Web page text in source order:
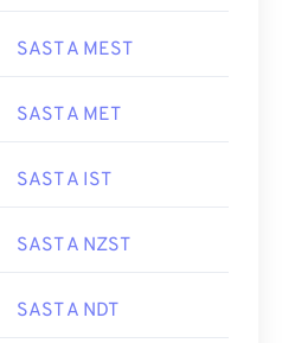
SAST A MEST
SAST A MET
SAST A IST
SAST A NZST
SAST A NDT